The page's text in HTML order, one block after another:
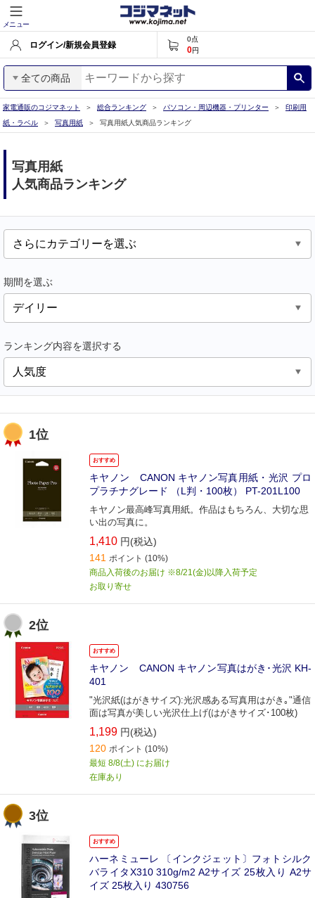
メニュー
ログイン/新規会員登録
0点
0円
全ての商品
家電通販のコジマネット 総合ランキング パソコン・周辺機器・プリンター
印刷用
紙・ラベル
写真用紙 写真用紙人気商品ランキング
写真用紙
人気商品ランキング
期間を選ぶ
ランキング内容を選択する
1位
おすすめ
キヤノン CANON キヤノン写真用紙・光沢 プロ
プラチナグレード （L判・100枚） PT-201L100
キヤノン最高峰写真用紙。作品はもちろん、大切な思
い出の写真に。
1,410 円(税込)
141 ポイント (10%)
商品入荷後のお届け ※8/21(金)以降入荷予定
お取り寄せ
2位
おすすめ
キヤノン CANON キヤノン写真はがき･光沢 KH‐
401
"光沢紙(はがきサイズ):光沢感ある写真用はがき｡"通信
面は写真が美しい光沢仕上げ(はがきサイズ･100枚)
1,199 円(税込)
120 ポイント (10%)
最短 8/8(土) にお届け
在庫あり
3位
おすすめ
ハーネミューレ 〔インクジェット〕フォトシルク
バライタX310 310g/m2 A2サイズ 25枚入り A2サ
イズ 25枚入り 430756